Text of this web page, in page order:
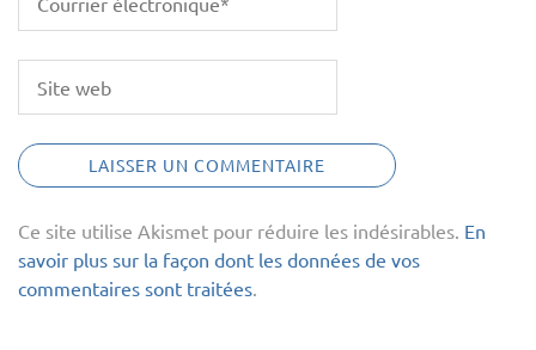
Ce site utilise Akismet pour réduire les indésirables. En
savoir plus sur la façon dont les données de vos
commentaires sont traitées.